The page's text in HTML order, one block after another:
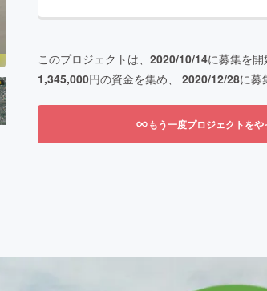
このプロジェクトは、 2020/10/14に募集を開
1,345,000円の資金を集め、 2020/12/28に募
もう一度プロジェクトを